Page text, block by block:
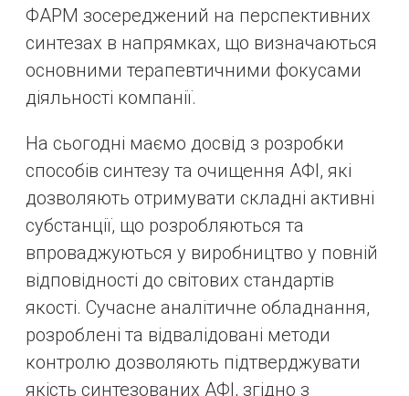
ФАРМ зосереджений на перспективних
синтезах в напрямках, що визначаються
основними терапевтичними фокусами
діяльності компанії.
На сьогодні маємо досвід з розробки
способів синтезу та очищення АФІ, які
дозволяють отримувати складні активні
субстанції, що розробляються та
впроваджуються у виробництво у повній
відповідності до світових стандартів
якості. Сучасне аналітичне обладнання,
розроблені та відвалідовані методи
контролю дозволяють підтверджувати
якість синтезованих АФІ, згідно з